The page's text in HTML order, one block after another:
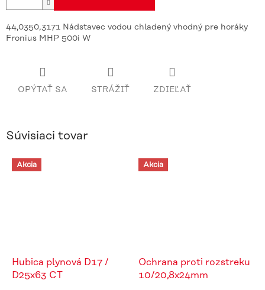
44,0350,3171 Nádstavec vodou chladený vhodný pre horáky
Fronius MHP 500i W
OPÝTAŤ SA STRÁŽIŤ ZDIEĽAŤ
Súvisiaci tovar
Akcia
Hubica plynová D17 /
D25x63 CT
Akcia
Ochrana proti rozstreku
10/20,8x24mm